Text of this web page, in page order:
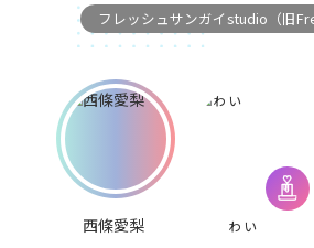
フレッシュサンガイstudio（旧
西條愛梨 ゎぃ